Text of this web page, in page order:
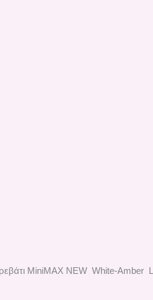
ΜiniMAX NEW White-Αmber